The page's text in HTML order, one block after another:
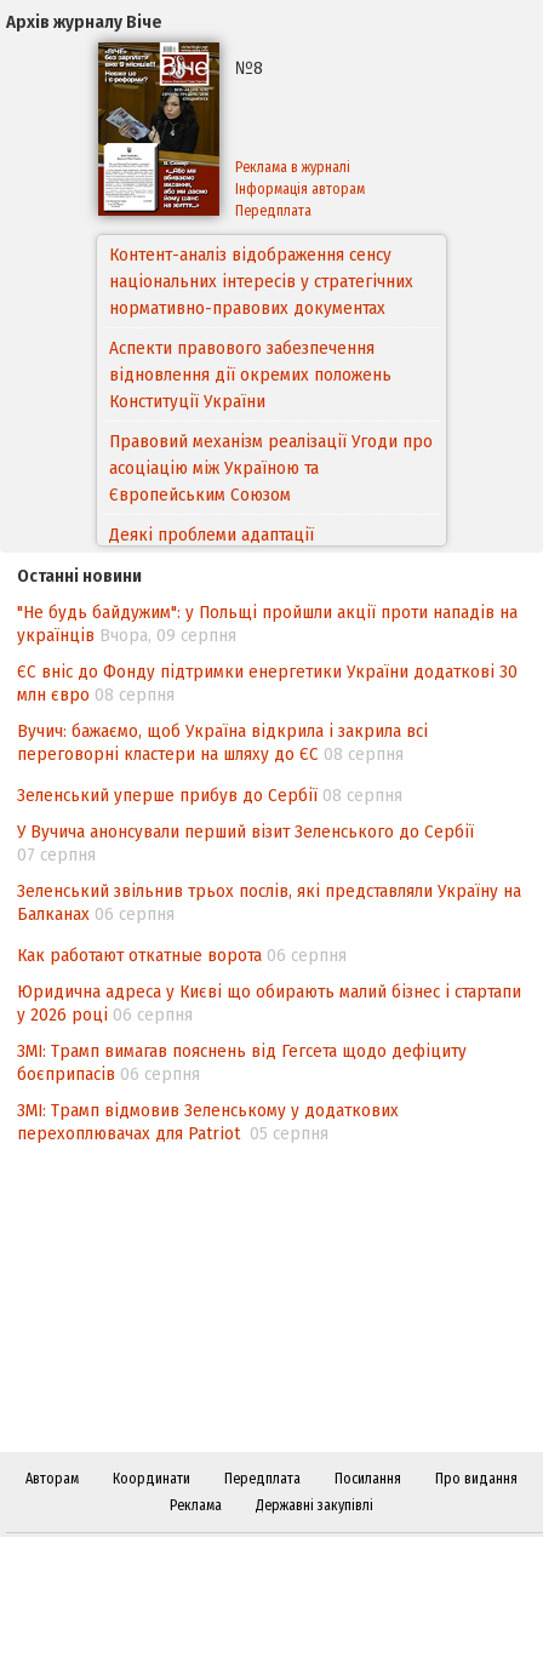
Архів журналу Віче
№8
Реклама в журналі
Інформація авторам
Передплата
Контент-аналіз відображення сенсу
національних інтересів у стратегічних
нормативно-правових документах
Аспекти правового забезпечення
відновлення дії окремих положень
Конституції України
Правовий механізм реалізації Угоди про
асоціацію між Україною та
Європейським Cоюзом
Деякі проблеми адаптації
походження товарів відповідно до
Угоди про торговельні аспекти прав
інтелектуальної власності (TRIPS) у
контексті євроінтеграції
Аналіз виборчого законодавства щодо
невизначеності механізму повторного
підрахунку голосів виборців
Інформаційна безпека суспільства
Останні новини
"Не будь байдужим": у Польщі пройшли акції проти нападів на
українців Вчора, 09 серпня
ЄС вніс до Фонду підтримки енергетики України додаткові 30
млн євро 08 серпня
Вучич: бажаємо, щоб Україна відкрила і закрила всі
переговорні кластери на шляху до ЄС 08 серпня
Зеленський уперше прибув до Сербії 08 серпня
У Вучича анонсували перший візит Зеленського до Сербії
07 серпня
Зеленський звільнив трьох послів, які представляли Україну на
Балканах 06 серпня
Как работают откатные ворота 06 серпня
Юридична адреса у Києві що обирають малий бізнес і стартапи
у 2026 році 06 серпня
ЗМІ: Трамп вимагав пояснень від Гегсета щодо дефіциту
боєприпасів 06 серпня
ЗМІ: Трамп відмовив Зеленському у додаткових
перехоплювачах для Patriot 05 серпня
Авторам Координати Передплата Посилання
Про видання
Реклама
Державні закупівлі